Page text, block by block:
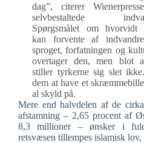
dag”, citerer
selvbestaltede
Spørgsmålet om hvorvidt
kan forvente af
sproget, forfatningen og
overtager den, men blot
stiller tyrkerne sig slet
dem at have et
al skyld på.
Mere end halvdelen af de
afstamning – 2,65 procent af
8,3 millioner – ønsker i
retsvæsen tillempes islamisk lov,